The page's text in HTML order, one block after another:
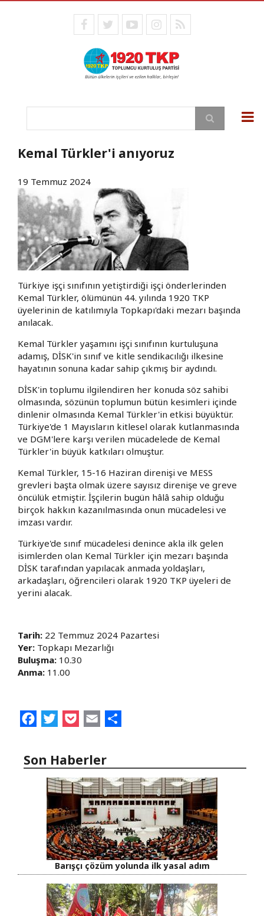
facebooktwitteryoutubeinstagram
RSS
Ara
Kemal Türkler'i anıyoruz
19 Temmuz 2024
Türkiye işçi sınıfının yetiştirdiği işçi önderlerinden
Kemal Türkler, ölümünün 44. yılında 1920 TKP
üyelerinin de katılımıyla Topkapı'daki mezarı başında
anılacak.
Kemal Türkler yaşamını işçi sınıfının kurtuluşuna
adamış, DİSK'in sınıf ve kitle sendikacılığı ilkesine
hayatının sonuna kadar sahip çıkmış bir aydındı.
DİSK'in toplumu ilgilendiren her konuda söz sahibi
olmasında, sözünün toplumun bütün kesimleri içinde
dinlenir olmasında Kemal Türkler'in etkisi büyüktür.
Türkiye'de 1 Mayısların kitlesel olarak kutlanmasında
ve DGM'lere karşı verilen mücadelede de Kemal
Türkler'in büyük katkıları olmuştur.
Kemal Türkler, 15-16 Haziran direnişi ve MESS
grevleri başta olmak üzere sayısız direnişe ve greve
öncülük etmiştir. İşçilerin bugün hâlâ sahip olduğu
birçok hakkın kazanılmasında onun mücadelesi ve
imzası vardır.
Türkiye'de sınıf mücadelesi denince akla ilk gelen
isimlerden olan Kemal Türkler için mezarı başında
DİSK tarafından yapılacak anmada yoldaşları,
arkadaşları, öğrencileri olarak 1920 TKP üyeleri de
yerini alacak.
Tarih: 22 Temmuz 2024 Pazartesi
Yer: Topkapı Mezarlığı
Buluşma: 10.30
Anma: 11.00
FacebookTwitterPocketEmail
Son Haberler
Barışçı çözüm yolunda ilk yasal adım